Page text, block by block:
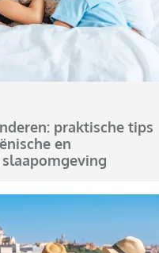
praktische tips
en